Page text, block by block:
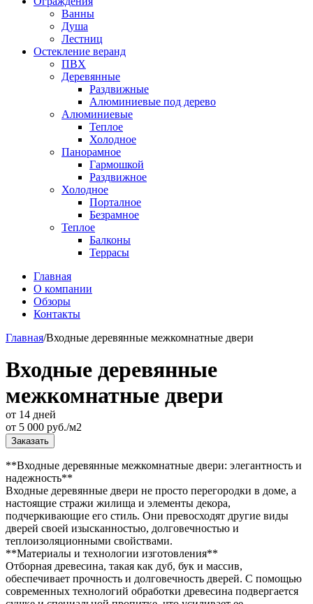
Ванны
Душа
Лестниц
Остекление веранд
ПВХ
Деревянные
Раздвижные
Алюминиевые под дерево
Алюминиевые
Теплое
Холодное
Панорамное
Гармошкой
Раздвижное
Холодное
Порталное
Безрамное
Теплое
Балконы
Террасы
Главная
О компании
Обзоры
Контакты
Главная/Входные деревянные межкомнатные двери
Входные деревянные
межкомнатные двери
от 14 дней
от 5 000 руб./м2
Заказать
**Входные деревянные межкомнатные двери: элегантность и
надежность**
Входные деревянные двери не просто перегородки в доме, а
настоящие стражи жилища и элементы декора,
подчеркивающие его стиль. Они превосходят другие виды
дверей своей изысканностью, долговечностью и
теплоизоляционными свойствами.
**Материалы и технологии изготовления**
Отборная древесина, такая как дуб, бук и массив,
обеспечивает прочность и долговечность дверей. С помощью
современных технологий обработки древесина подвергается